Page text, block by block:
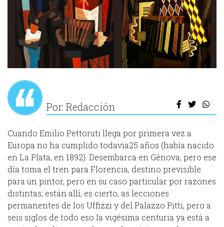
Por: Redacción
Cuando Emilio Pettoruti llega por primera vez a
Europa no ha cumplido todavia25 años (había nacido
en La Plata, en 1892). Desembarca en Génova, pero ese
día toma el tren para Florencia, destino previsible
para un pintor, pero en su caso particular por razones
distintas; están allí, es cierto, as lecciones
permanentes de los Uffizzi y del Palazzo Pitti, pero a
seis siglos de todo eso la vigésima centuria ya está a